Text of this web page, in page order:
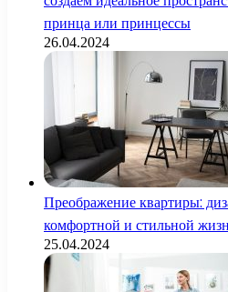
принца или принцессы
26.04.2024
Преображение квартиры:
комфортной и стильной
25.04.2024